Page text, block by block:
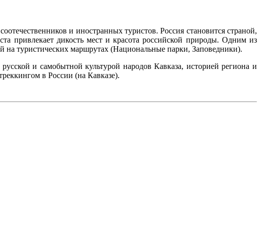
и иностранных туристов. Россия становится страной,
привлекает дикость мест и красота российской природы. Одним из
туристических маршрутах (Национальные парки, Заповедники).
и самобытной культурой народов Кавказа, историей региона и
в России (на Кавказе).